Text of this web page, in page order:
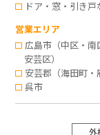
ドア・窓・引き
営業エリア
広島市（中区・南
安芸区）
安芸郡（海田町・
呉市